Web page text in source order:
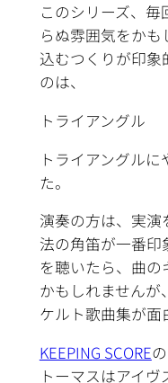
このシリーズ、
らぬ雰囲気をか
込むつくりが印
のは、
トライアングル
トライアングル
た。
演奏の方は、実
法の角笛が一番印
を聴いたら、曲
かもしれませんが
ケルト歌曲集が面
KEEPING SCORE
トーマスはアイ